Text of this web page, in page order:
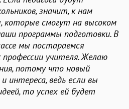
значит, к нам
смогут на высоком
программы подготовки. В
мы постараемся
учителя. Желаю
потому что новый
интереса, ведь если вы
то успех ей будет